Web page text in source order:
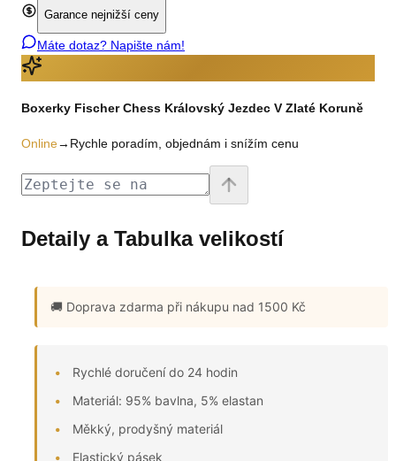
Garance nejnižší ceny
Máte dotaz? Napište nám!
Boxerky Fischer Chess Královský Jezdec V Zlaté Koruně
Online→ Rychle poradím, objednám i snížím cenu
Detaily a Tabulka velikostí
🚚 Doprava zdarma při nákupu nad 1500 Kč
Rychlé doručení do 24 hodin
Materiál: 95% bavlna, 5% elastan
Měkký, prodyšný materiál
Elastický pásek